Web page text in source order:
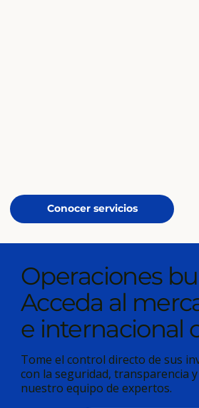
Conocer servicios
Operaciones
Acceda al
e internacional
Tome el control directo de sus
con la seguridad, transparencia
nuestro equipo de expertos.